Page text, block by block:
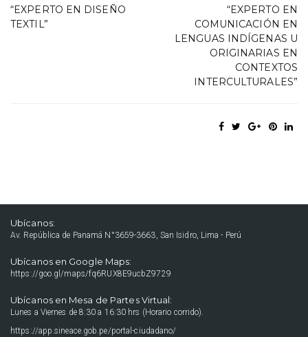
“EXPERTO EN DISEÑO
TEXTIL”
“EXPERTO EN
COMUNICACIÓN EN
LENGUAS INDÍGENAS U
ORIGINARIAS EN
CONTEXTOS
INTERCULTURALES”
Ubícanos:
Av. República de Panamá N°3659-3663, San Isidro, Lima - Perú
Ubícanos en Google Maps:
https://goo.gl/maps/fq6RUX8E9ucbZ9729
Ubícanos en Mesa de Partes Virtual:
Lunes a Viernes de 8:30 a 16:30 hrs (Horario corrido).
https://app.sineace.gob.pe/portal-ciudadano/